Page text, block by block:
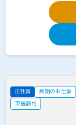
正社員 長期のお仕事
車通勤可